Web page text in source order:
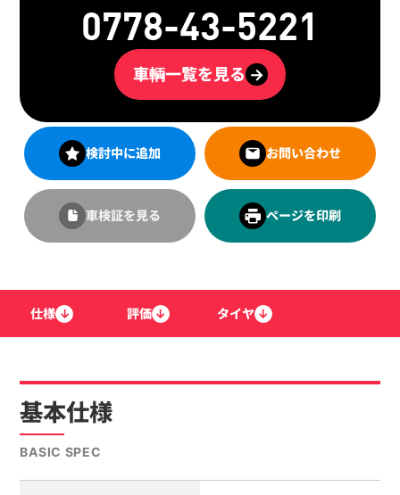
0778-43-5221
車輌一覧を見る →
検討中に追加 お問い合わせ
車検証を見る ページを印刷
仕様 ↓ 評価 ↓ タイヤ ↓
基本仕様
BASIC SPEC